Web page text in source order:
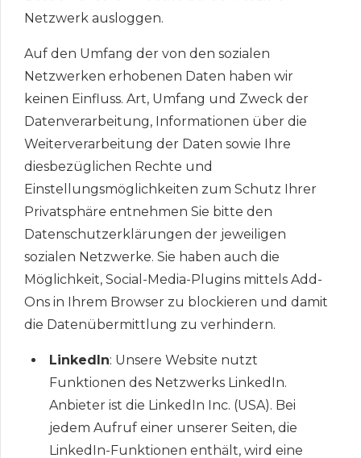
Netzwerk ausloggen.
Auf den Umfang der von den sozialen
Netzwerken erhobenen Daten haben wir
keinen Einfluss. Art, Umfang und Zweck der
Datenverarbeitung, Informationen über die
Weiterverarbeitung der Daten sowie Ihre
diesbezüglichen Rechte und
Einstellungsmöglichkeiten zum Schutz Ihrer
Privatsphäre entnehmen Sie bitte den
Datenschutzerklärungen der jeweiligen
sozialen Netzwerke. Sie haben auch die
Möglichkeit, Social-Media-Plugins mittels Add-
Ons in Ihrem Browser zu blockieren und damit
die Datenübermittlung zu verhindern.
LinkedIn: Unsere Website nutzt
Funktionen des Netzwerks LinkedIn.
Anbieter ist die LinkedIn Inc. (USA). Bei
jedem Aufruf einer unserer Seiten, die
LinkedIn-Funktionen enthält, wird eine